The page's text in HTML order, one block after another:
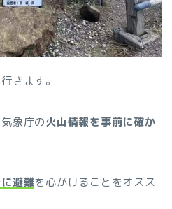
きます。
象庁の火山情報を事前に確か
避難を心がけることをオスス